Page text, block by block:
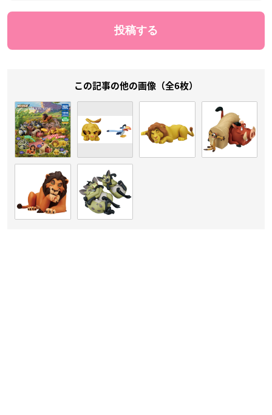
この記事の他の画像（全6枚）